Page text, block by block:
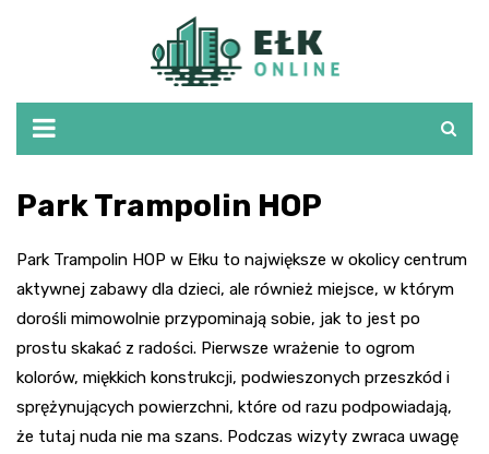
Park Trampolin HOP
Park Trampolin HOP w Ełku to największe w okolicy centrum
aktywnej zabawy dla dzieci, ale również miejsce, w którym
dorośli mimowolnie przypominają sobie, jak to jest po
prostu skakać z radości. Pierwsze wrażenie to ogrom
kolorów, miękkich konstrukcji, podwieszonych przeszkód i
sprężynujących powierzchni, które od razu podpowiadają,
że tutaj nuda nie ma szans. Podczas wizyty zwraca uwagę